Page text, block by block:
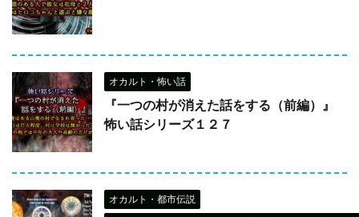
オカルト・怖い話
『一つの村が消えた話をする（前編）』
怖い話シリーズ１２７
オカルト・都市伝説